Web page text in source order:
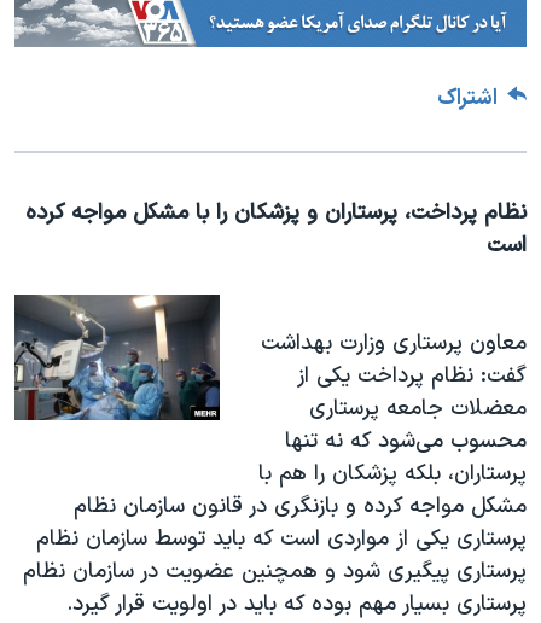
اشتراک
نظام پرداخت، پرستاران و پزشکان را با مشکل مواجه کرده
است
معاون پرستاری وزارت بهداشت
گفت: نظام پرداخت یکی از
معضلات جامعه پرستاری
محسوب می‌شود که نه تنها
پرستاران، بلکه پزشکان را هم با
مشکل مواجه کرده و بازنگری در قانون سازمان نظام
پرستاری یکی از مواردی است که باید توسط سازمان نظام
پرستاری پیگیری شود و همچنین عضویت در سازمان نظام
پرستاری بسیار مهم بوده که باید در اولویت قرار گیرد.